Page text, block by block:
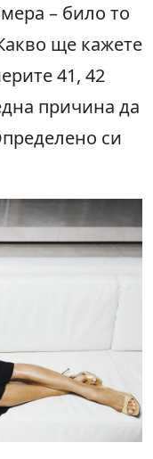
– било то
ще кажете
41, 42
причина да
си